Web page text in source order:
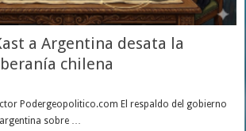
a Argentina desata la
chilena
Podergeopolitico.com El respaldo del gobierno
sobre …